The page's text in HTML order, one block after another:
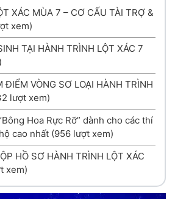
xem)
TẠI HÀNH TRÌNH LỘT XÁC 7
lượt xem)
Hoa Rực Rỡ” dành cho các thí
cao nhất (956 lượt xem)
xem)